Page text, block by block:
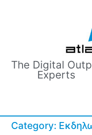
The Digital
Experts
Category: